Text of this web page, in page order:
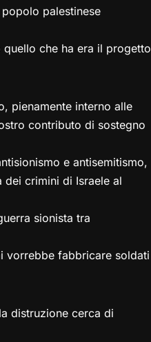
palestinese
che ha era il progetto
pienamente interno alle
contributo di sostegno
e antisemitismo,
crimini di Israele al
sionista tra
vorrebbe fabbricare soldati
distruzione cerca di